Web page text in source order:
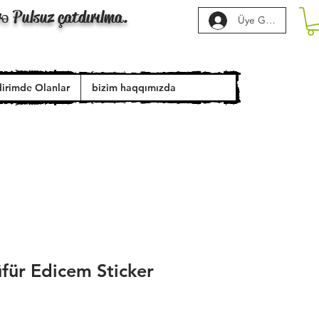
Pulsuz çatdırılma. Üye Girişi
Olanlar bizim haqqımızda
Edicem Sticker